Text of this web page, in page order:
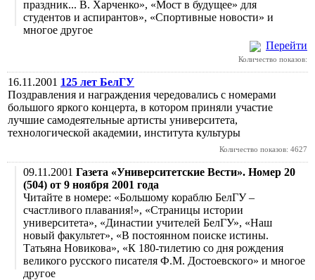
праздник... В. Харченко», «Мост в будущее» для
студентов и аспирантов», «Спортивные новости» и
многое другое
Перейти
Количество показов:
16.11.2001 125 лет БелГУ
Поздравления и награждения чередовались с номерами
большого яркого концерта, в котором приняли участие
лучшие самодеятельные артисты университета,
технологической академии, института культуры
Количество показов: 4627
09.11.2001 Газета «Университетские Вести». Номер 20
(504) от 9 ноября 2001 года
Читайте в номере: «Большому кораблю БелГУ –
счастливого плавания!», «Страницы истории
университета», «Династии учителей БелГУ», «Наш
новый факультет», «В постоянном поиске истины.
Татьяна Новикова», «К 180-тилетию со дня рождения
великого русского писателя Ф.М. Достоевского» и многое
другое